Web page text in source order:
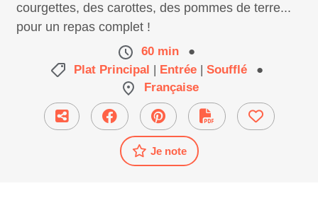
courgettes, des carottes, des pommes de terre...
pour un repas complet !
60 min
●
Plat Principal | Entrée | Soufflé
●
Française
Je note